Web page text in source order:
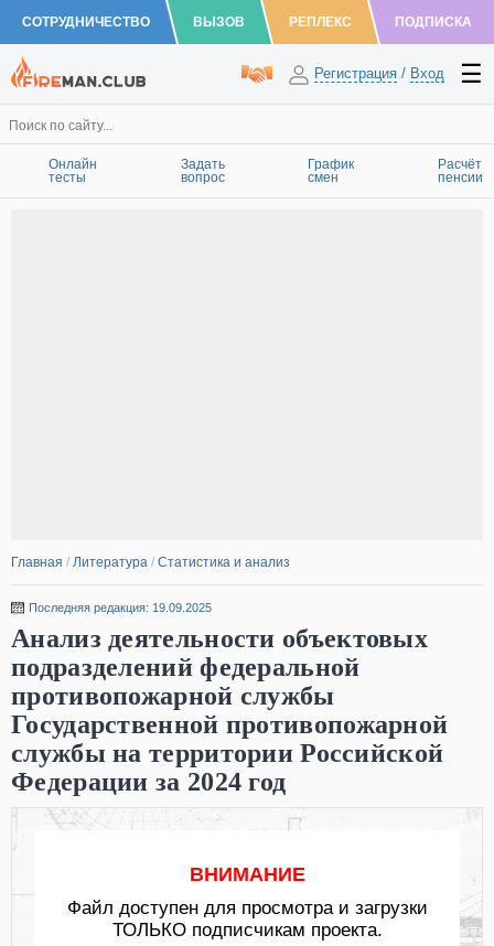
СОТРУДНИЧЕСТВО ВЫЗОВ РЕПЛЕКС ПОДПИСКА
Регистрация / Вход
Онлайн
тесты
Задать
вопрос
График
смен
Расчёт
пенсии
Главная / Литература / Статистика и анализ
Последняя редакция: 19.09.2025
Анализ деятельности объектовых
подразделений федеральной
противопожарной службы
Государственной противопожарной
службы на территории Российской
Федерации за 2024 год
ВНИМАНИЕ
Файл доступен для просмотра и загрузки
ТОЛЬКО подписчикам проекта.